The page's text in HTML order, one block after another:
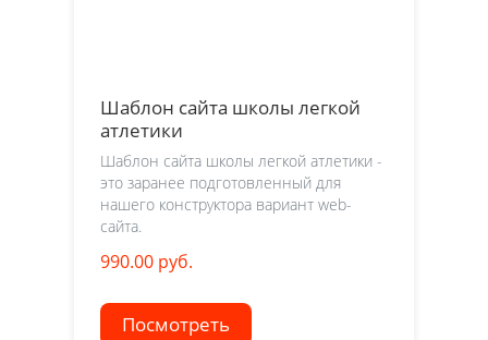
Шаблон сайта школы легкой
атлетики
Шаблон сайта школы легкой атлетики -
это заранее подготовленный для
нашего конструктора вариант web-
сайта.
990.00 руб.
Посмотреть